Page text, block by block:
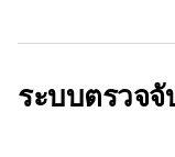
ระบบตรวจจั